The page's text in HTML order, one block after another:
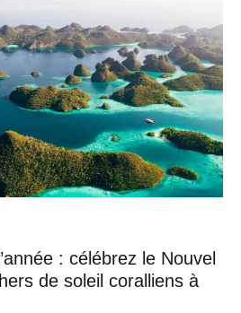
: célébrez le Nouvel
de soleil coralliens à